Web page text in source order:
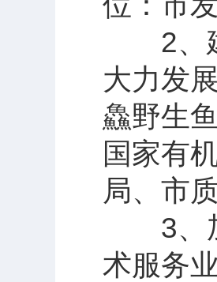
2、建
大力发
鱻野生
国家有
局、市
3、加
术服务